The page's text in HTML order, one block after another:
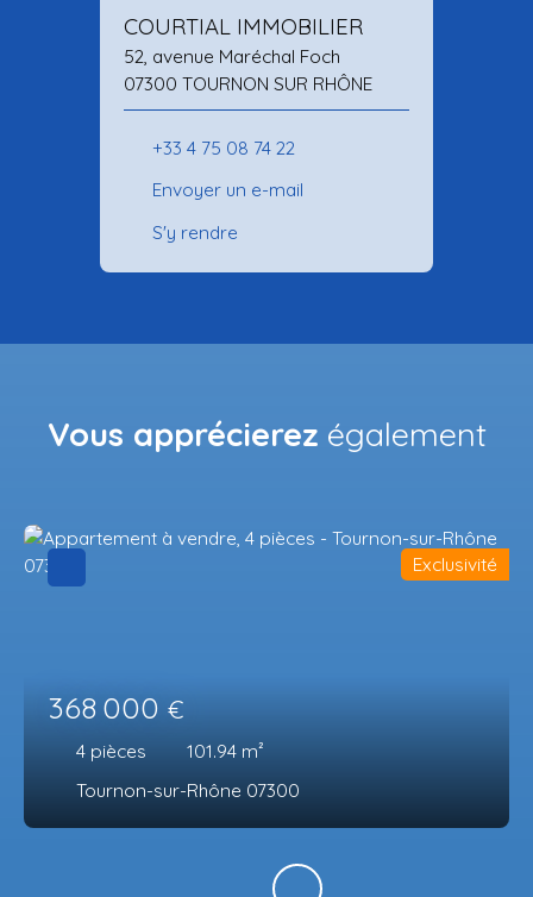
COURTIAL IMMOBILIER
52, avenue Maréchal Foch
07300 TOURNON SUR RHÔNE
+33 4 75 08 74 22
Envoyer un e-mail
S'y rendre
Vous apprécierez également
368 000 €
4 pièces 101.94 m²
Tournon-sur-Rhône 07300
Exclusivité